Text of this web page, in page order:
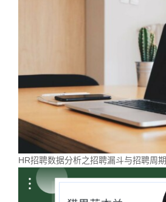
HR招聘数据分析之招聘漏斗与招聘周期